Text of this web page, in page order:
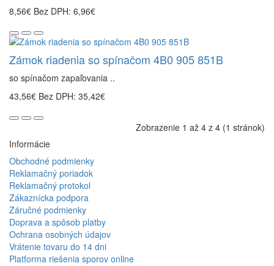
8,56€ Bez DPH: 6,96€
Zámok riadenia so spínačom 4B0 905 851B
so spínačom zapaľovania ..
43,56€ Bez DPH: 35,42€
Zobrazenie 1 až 4 z 4 (1 stránok)
Informácie
Obchodné podmienky
Reklamačný poriadok
Reklamačný protokol
Zákaznícka podpora
Záručné podmienky
Doprava a spôsob platby
Ochrana osobných údajov
Vrátenie tovaru do 14 dni
Platforma riešenia sporov online